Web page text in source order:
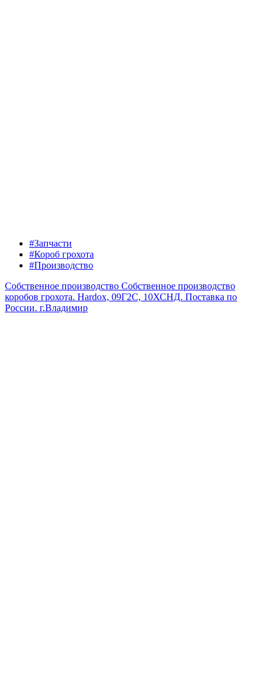
#Запчасти
#Короб грохота
#Производство
Собственное производство Собственное производство
коробов грохота. Hardox, 09Г2С, 10ХСНД. Поставка по
России. г.Владимир